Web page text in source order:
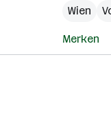
Wien
Merken